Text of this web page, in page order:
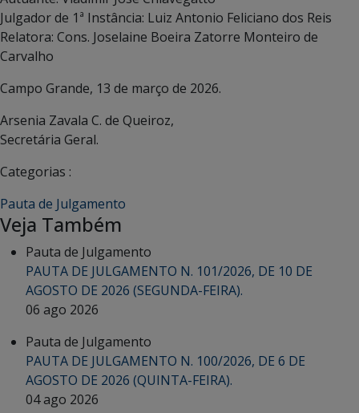
Julgador de 1ª Instância: Luiz Antonio Feliciano dos Reis
Relatora: Cons. Joselaine Boeira Zatorre Monteiro de
Carvalho
Campo Grande, 13 de março de 2026.
Arsenia Zavala C. de Queiroz,
Secretária Geral.
Categorias :
Pauta de Julgamento
Veja Também
Pauta de Julgamento
PAUTA DE JULGAMENTO N. 101/2026, DE 10 DE
AGOSTO DE 2026 (SEGUNDA-FEIRA).
06 ago 2026
Pauta de Julgamento
PAUTA DE JULGAMENTO N. 100/2026, DE 6 DE
AGOSTO DE 2026 (QUINTA-FEIRA).
04 ago 2026